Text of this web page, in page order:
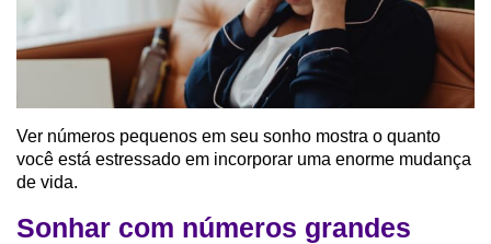
Ver números pequenos em seu sonho mostra o quanto
você está estressado em incorporar uma enorme mudança
de vida.
Sonhar com números grandes